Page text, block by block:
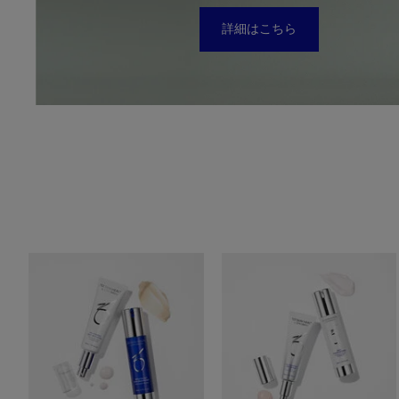
詳細はこちら